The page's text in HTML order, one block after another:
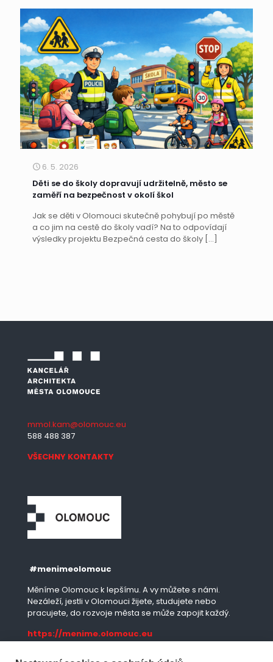
6. 5. 2026
Děti se do školy dopravují udržitelně, město se
zaměří na bezpečnost v okolí škol
Jak se děti v Olomouci skutečně pohybují po městě
a co jim na cestě do školy vadí? Na to odpovídají
výsledky projektu Bezpečná cesta do školy […]
mmol.kam@olomouc.eu
588 488 387
VŠECHNY KONTAKTY
#menimeolomouc
Měníme Olomouc k lepšímu. A vy můžete s námi.
Nezáleží, jestli v Olomouci žijete, studujete nebo
pracujete, do rozvoje města se může zapojit každý.
https://menime.olomouc.eu